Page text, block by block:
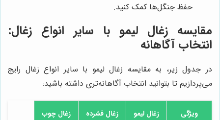
حفظ جنگل‌ها کمک کنید.
مقایسه زغال لیمو با سایر انواع زغال:
انتخاب آگاهانه
در جدول زیر، به مقایسه زغال لیمو با سایر انواع زغال رایج
می‌پردازیم تا بتوانید انتخاب آگاهانه‌تری داشته باشید:
ویژگی زغال لیمو زغال فشرده زغال چوب